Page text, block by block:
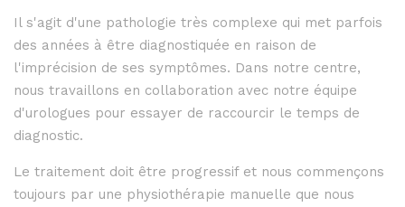
Il s'agit d'une pathologie très complexe qui met parfois
des années à être diagnostiquée en raison de
l'imprécision de ses symptômes. Dans notre centre,
nous travaillons en collaboration avec notre équipe
d'urologues pour essayer de raccourcir le temps de
diagnostic.
Le traitement doit être progressif et nous commençons
toujours par une physiothérapie manuelle que nous